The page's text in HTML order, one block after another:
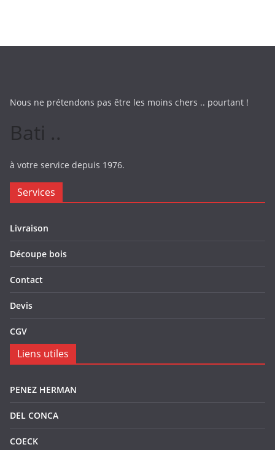
Nous ne prétendons pas être les moins chers .. pourtant !
Bati ..
à votre service depuis 1976.
Services
Livraison
Découpe bois
Contact
Devis
CGV
Liens utiles
PENEZ HERMAN
DEL CONCA
COECK